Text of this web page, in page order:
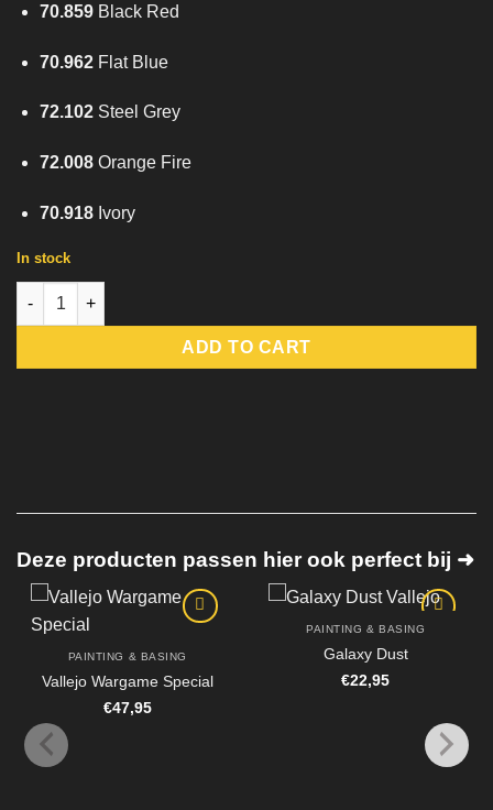
70.859Black Red
70.962Flat Blue
72.102Steel Grey
72.008Orange Fire
70.918Ivory
In stock
Vallejo Squidmar Dark Future Paint Set quantity
ADD TO CART
Deze producten passen hier ook perfect bij ➜
PAINTING & BASING
Vallejo Wargame Special
€47,95
PAINTING & BASING
Galaxy Dust
€22,95